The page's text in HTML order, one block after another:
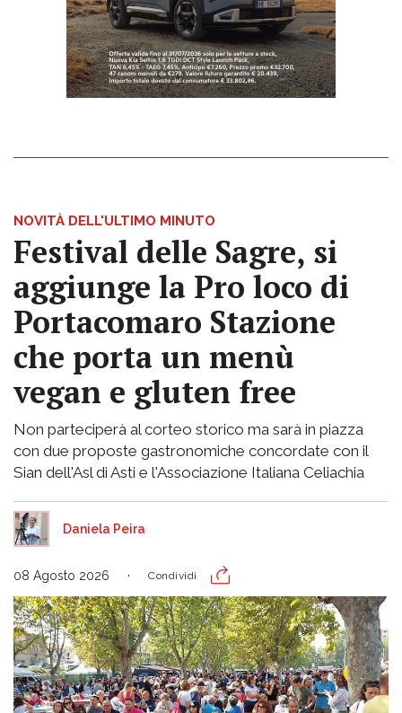
NOVITÀ DELL'ULTIMO MINUTO
Festival delle Sagre, si
aggiunge la Pro loco di
Portacomaro Stazione
che porta un menù
vegan e gluten free
Non parteciperà al corteo storico ma sarà in piazza
con due proposte gastronomiche concordate con il
Sian dell'Asl di Asti e l'Associazione Italiana Celiachia
Daniela Peira
08 Agosto 2026 Condividi